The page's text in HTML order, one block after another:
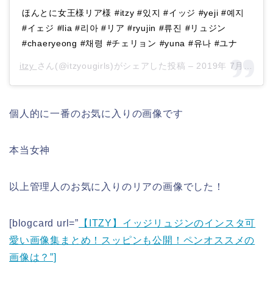
ほんとに女王様リア様 #itzy #있지 #イッジ #yeji #예지
#イェジ #lia #리아 #リア #ryujin #류진 #リュジン
#chaeryeong #채령 #チェリョン #yuna #유나 #ユナ
itzy さん(@itzyougirls)がシェアした投稿 – 2019年 7月月16日午前3時43分PDT
個人的に一番のお気に入りの画像です
本当女神
以上管理人のお気に入りのリアの画像でした！
[blogcard url=” 【ITZY】イッジリュジンのインスタ可
愛い画像集まとめ！スッピンも公開！ペンオススメの
画像は？”]